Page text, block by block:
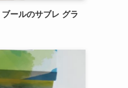
ールのサブレ グラ